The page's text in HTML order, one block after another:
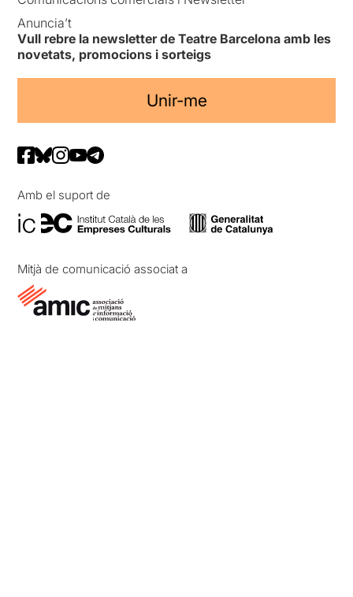
Anuncia’t
Vull rebre la newsletter de Teatre Barcelona amb les
novetats, promocions i sorteigs
Unir-me
Amb el suport de
Mitjà de comunicació associat a